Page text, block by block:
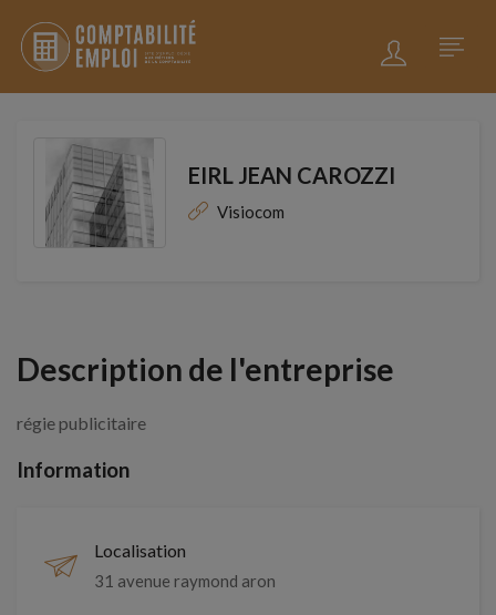
EIRL JEAN CAROZZI
Visiocom
Description de l'entreprise
régie publicitaire
Information
Localisation
31 avenue raymond aron